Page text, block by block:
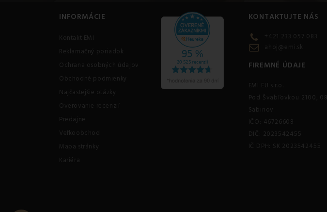
INFORMÁCIE
Kontakt EMI
Reklamačný poriadok
Ochrana osobných údajov
Obchodné podmienky
Najčastejšie otázky
Overovanie recenzií
Predajne
Veľkoobchod
Mapa stránky
Kariéra
KONTAKTUJTE NÁS
+421 233 057 083
ahoj@emi.sk
FIREMNÉ ÚDAJE
EMI EU s.r.o.
Pod Švabľovkou 2100,
Sabinov
IČO: 46726608
DIČ: 2023542455
IČ DPH: SK 2023542455